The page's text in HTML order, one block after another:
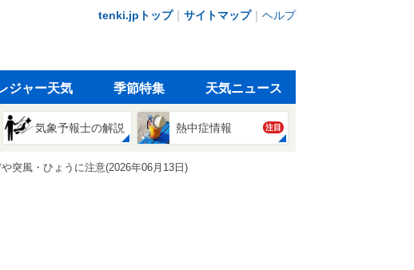
tenki.jpトップ｜ サイトマップ｜ ヘルプ
ジャー天気 季節特集 天気ニュース
気象予報士の解説 熱中症情報 注目
突風・ひょうに注意(2026年06月13日)